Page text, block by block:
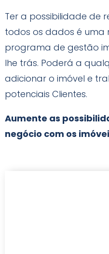
Ter a possibilidade de
todos os dados é uma
programa de gestão
lhe trás. Poderá a
adicionar o imóvel e
potenciais Clientes.
Aumente as
negócio com os